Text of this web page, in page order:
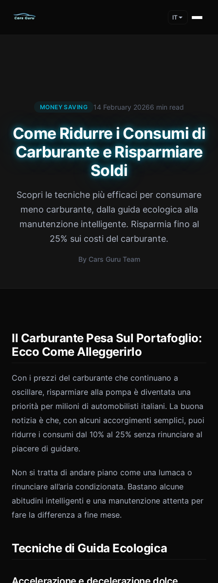
IT
MONEY SAVING 14 February 20266 min read
Come Ridurre i Consumi di
Carburante e Risparmiare
Soldi
Scopri le tecniche più efficaci per consumare
meno carburante, dalla guida ecologica alla
manutenzione intelligente. Risparmia fino al
25% sui costi del carburante.
By Cars Guru Team
Il Carburante Pesa Sul Portafoglio:
Ecco Come Alleggerirlo
Con i prezzi del carburante che continuano a
oscillare, risparmiare alla pompa è diventata una
priorità per milioni di automobilisti italiani. La buona
notizia è che, con alcuni accorgimenti semplici, puoi
ridurre i consumi dal 10% al 25% senza rinunciare al
piacere di guidare.
Non si tratta di andare piano come una lumaca o
rinunciare all’aria condizionata. Bastano alcune
abitudini intelligenti e una manutenzione attenta per
fare la differenza a fine mese.
Tecniche di Guida Ecologica